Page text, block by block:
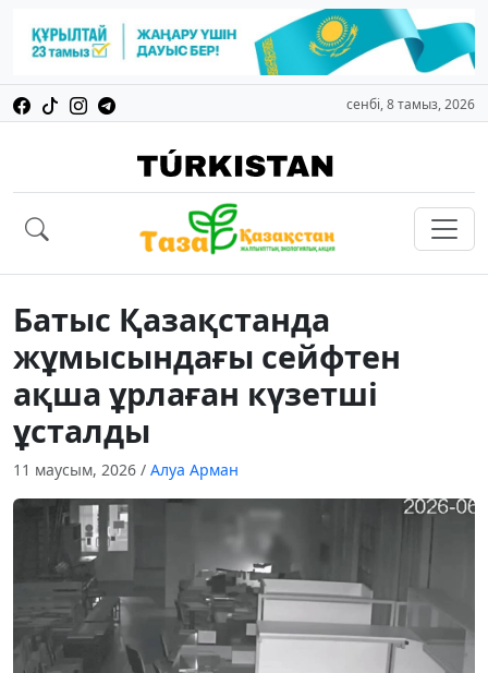
сенбі, 8 тамыз, 2026
Батыс Қазақстанда
жұмысындағы сейфтен
ақша ұрлаған күзетші
ұсталды
11 маусым, 2026 / Алуа Арман